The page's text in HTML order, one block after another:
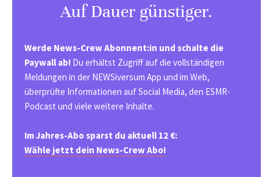
Auf Dauer günstiger.
Werde News-Crew Abonnent:in und schalte die
Paywall ab! Du erhältst Zugriff auf die vollständigen
Meldungen in der NEWSiversum App und im Web,
überprüfte Informationen auf Social Media, den ESMR-
Podcast und viele weitere Inhalte.
Im Jahres-Abo sparst du aktuell 12 €:
Wähle jetzt dein News-Crew Abo!